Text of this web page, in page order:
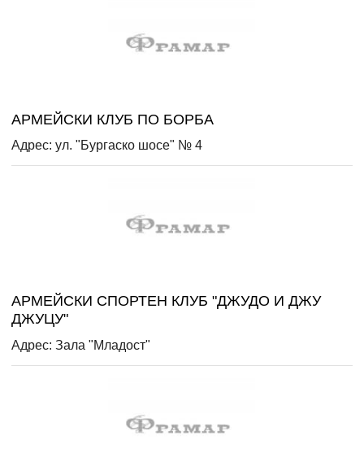
АРМЕЙСКИ КЛУБ ПО БОРБА
Адрес: ул. "Бургаско шосе" № 4
АРМЕЙСКИ СПОРТЕН КЛУБ "ДЖУДО И ДЖУ
ДЖУЦУ"
Адрес: Зала "Младост"